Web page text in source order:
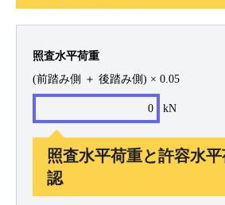
照査水平荷重
(前踏み側 ＋ 後踏み側) × 0.05
0 kN
照査水平荷重と許容水
認